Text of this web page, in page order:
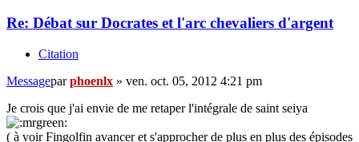
Re: Débat sur Docrates et l'arc chevaliers d'argent
Citation
Messageparphoenlx » ven. oct. 05, 2012 4:21 pm
Je crois que j'ai envie de me retaper l'intégrale de saint seiya
( à voir Fingolfin avancer et s'approcher de plus en plus des épisodes